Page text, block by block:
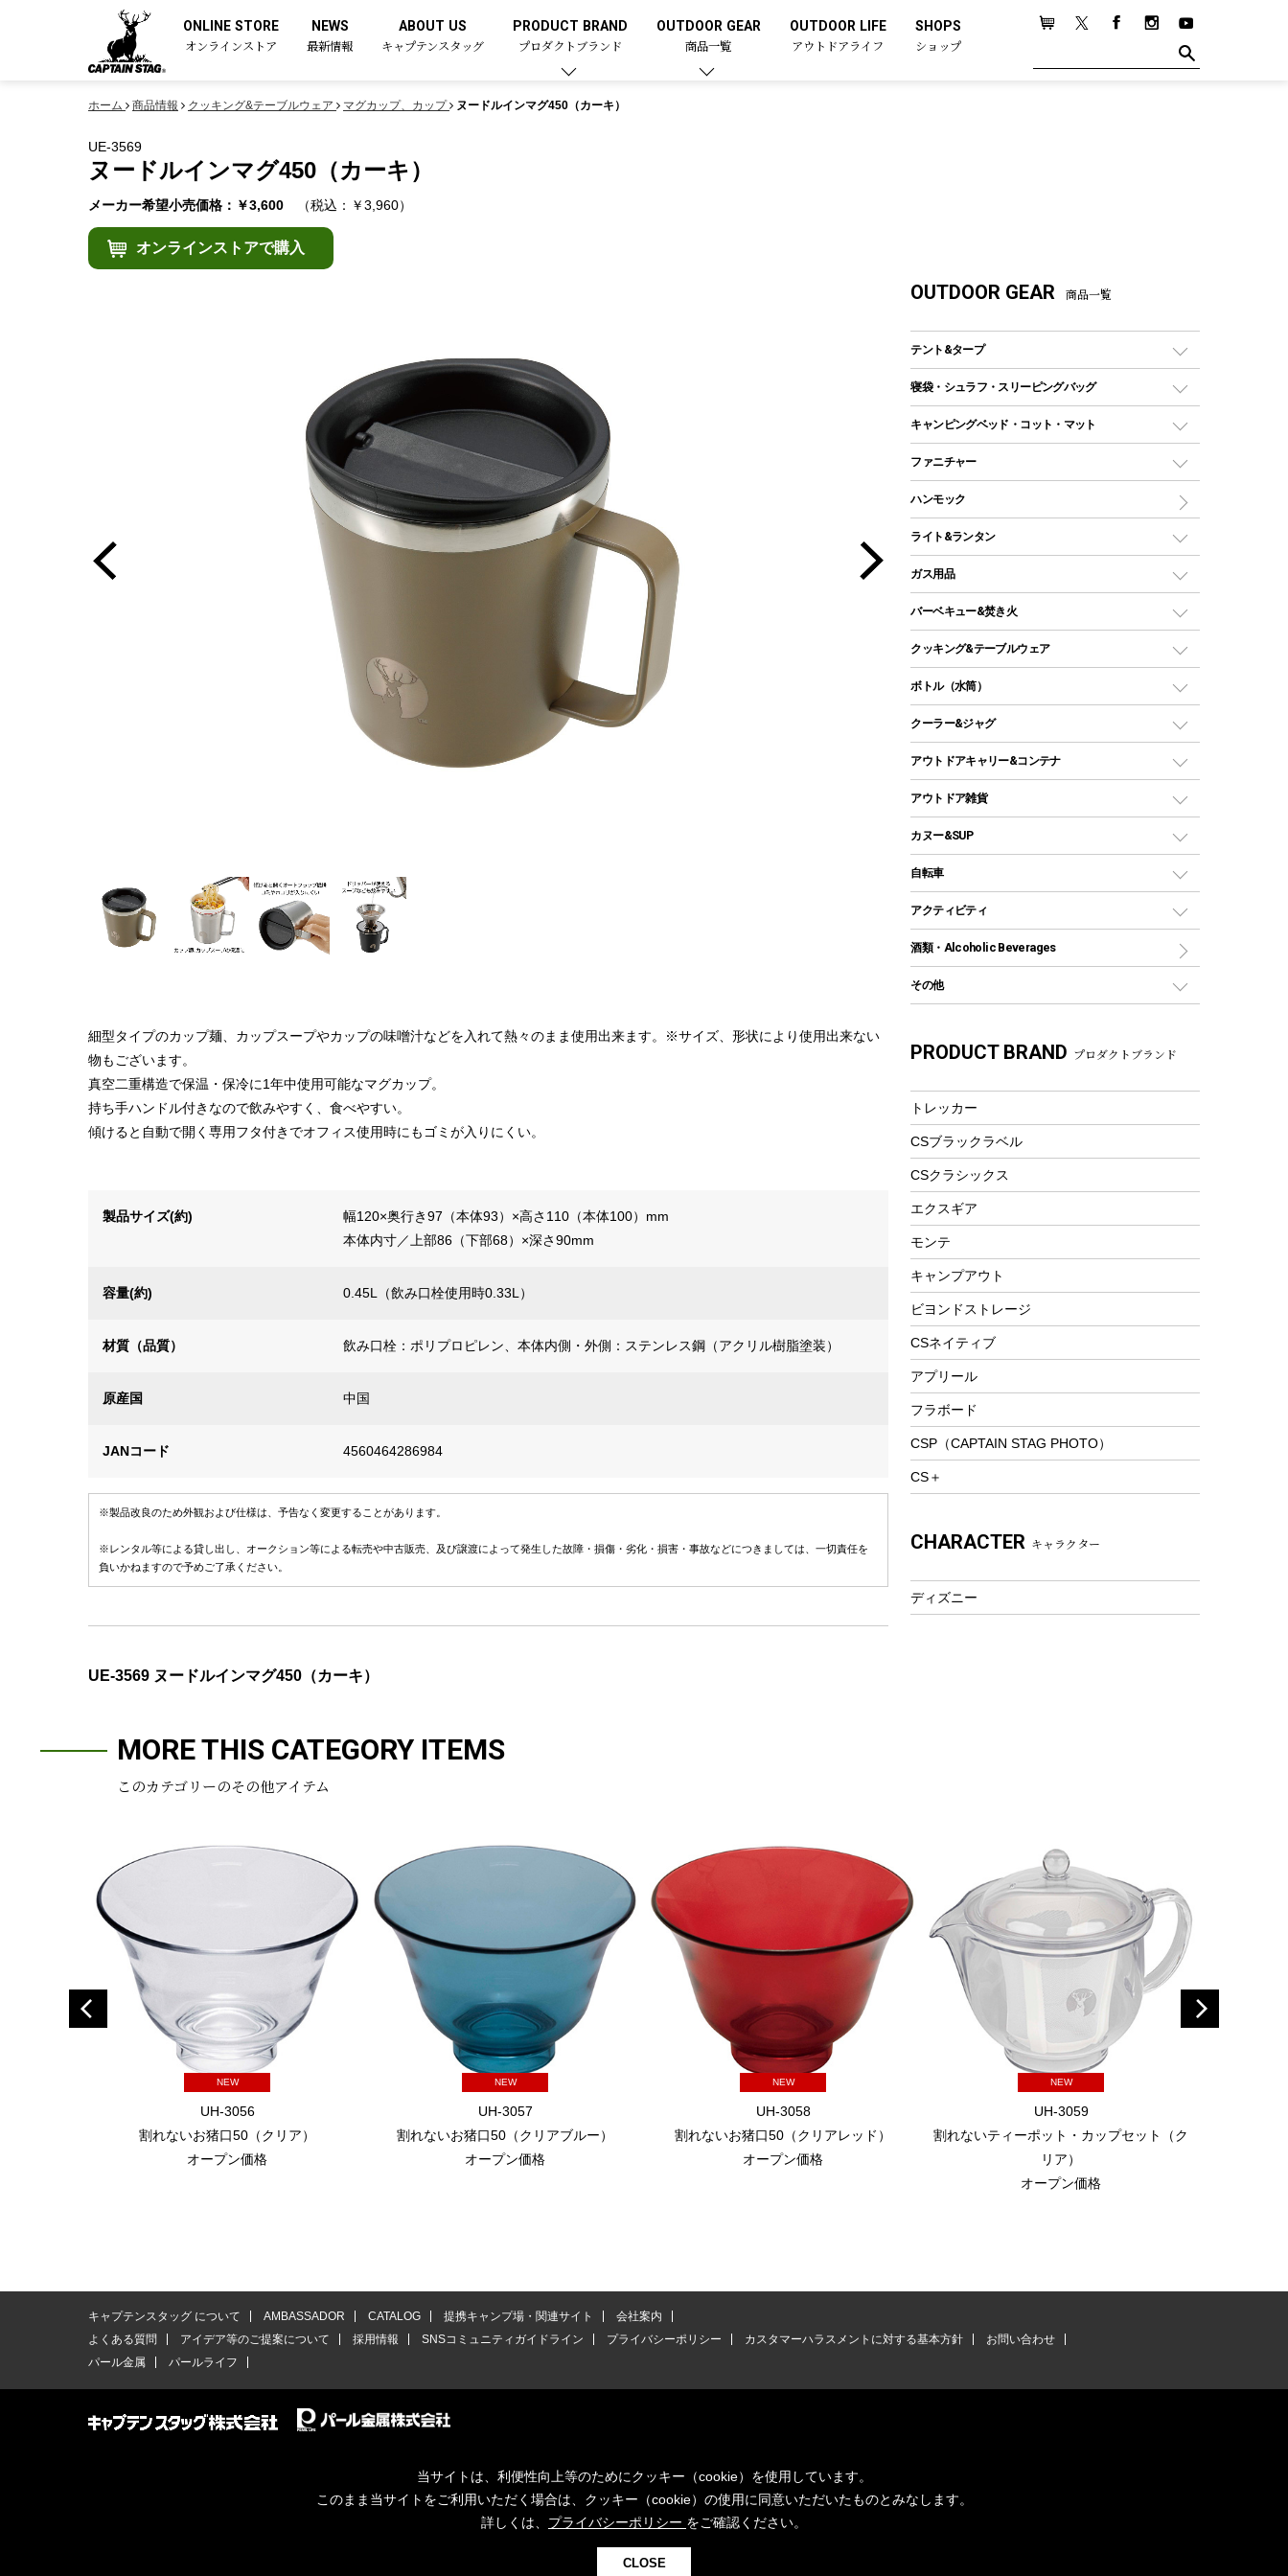
ONLINE STORE
オンラインストア
NEWS
最新情報
ABOUT US
キャプテンスタッグ
PRODUCT BRAND
プロダクトブランド
OUTDOOR GEAR
商品一覧
OUTDOOR LIFE
アウトドアライフ
SHOPS
ショップ
ホーム 商品情報 クッキング&テーブルウェア マグカップ、カップ ヌードルインマグ450（カーキ）
UE-3569
ヌードルインマグ450（カーキ）
メーカー希望小売価格：￥3,600 （税込：￥3,960）
オンラインストアで購入
細型タイプのカップ麺、カップスープやカップの味噌汁などを入れて熱々のまま使用出来ます。※サイズ、形状により使用出来ない
物もございます。
真空二重構造で保温・保冷に1年中使用可能なマグカップ。
持ち手ハンドル付きなので飲みやすく、食べやすい。
傾けると自動で開く専用フタ付きでオフィス使用時にもゴミが入りにくい。
製品サイズ(約)
幅120×奥行き97（本体93）×高さ110（本体100）mm
本体内寸／上部86（下部68）×深さ90mm
容量(約) 0.45L（飲み口栓使用時0.33L）
材質（品質） 飲み口栓：ポリプロピレン、本体内側・外側：ステンレス鋼（アクリル樹脂塗装）
原産国 中国
JANコード 4560464286984
※製品改良のため外観および仕様は、予告なく変更することがあります。
※レンタル等による貸し出し、オークション等による転売や中古販売、及び譲渡によって発生した故障・損傷・劣化・損害・事故などにつきましては、一切責任を
負いかねますので予めご了承ください。
UE-3569 ヌードルインマグ450（カーキ）
OUTDOOR GEAR 商品一覧
テント&タープ
テント
ツールームテント
ワンポールテント
シェルターテント
ロッジ型・オリジナルテント
タープ
スクエアタープ（レクタタープ）
メッシュタープ
自立式タープ
パラソル
テントアクセサリー
ペグ
グランドシート
ガイドロープ
ツール
寝袋・シュラフ・スリーピングバッグ
レクタングラー型（封筒型）シュラフ
インナーシュラフ
キャンピングベッド・コット・マット
キャンピングベッド・コット
インフレータブルマット
ファニチャー
アウトドアテーブル
レジャーシート
ハンモック
ライト&ランタン
LEDランタン
ガスランタン
オイルランタン
LEDライト
ヘッドライト
キャンドル
ガス用品
ガスバーナー
ガス缶
ガストーチ、ライター
バーベキュー&焚き火
バーベキューコンロ、グリル
焚き火台タイプ（ロースタイル）グリル
卓上タイプグリル
パーティータイプグリル
鉄板、アミ
焚き火台&ストーブ
火起こし
バーベキューツール
燃料・着火剤・炭
クッキング&テーブルウェア
ダッチオーブン
ホットサンドメーカー
クッカーセット
シェラカップ
クッキングツール
ナイフ
カトラリー
マグカップ、カップ
フードボトル
コーヒー&ミル
トレー
ランチョンマット
ランチボックス
ピクニックセット
ボトル（水筒）
ステンレスボトル
コップ付きタイプ
ワンタッチタイプ
プラスチックボトル
ディズニーボトル
クーラー&ジャグ
クーラーボックス
クーラーバッグ
ウォータージャグ
保冷剤
アウトドアキャリー&コンテナ
アウトドアキャリー
アウトドア雑貨
バックパック&バッグ
リュック、バックパック
トートバッグ、サコッシュ
ショッピングキャリー
その他アウトドア雑貨
レイン
ツール、他
カヌー&SUP
インフレータブル
カヤック
パドル
ヘルメット
アクセサリー
自転車
折りたたみ自転車
スポーツサイクル
シティサイクル
自転車用アクセサリー
自転車ウェア
アクティビティ
マリン
ラッシュガード
テント
フローティングベスト
ヘルメット
エアーポンプ
ウィンター
防寒ウェア
ツール&アクセサリー
トレッキング
トレッキングステッキ
トレッキングアクセサリー
プレイグッズ
ウェルネス
フィットネス
アクセサリー
酒類・Alcoholic Beverages
その他
湯たんぽ
PRODUCT BRAND プロダクトブランド
トレッカー
CSブラックラベル
CSクラシックス
エクスギア
モンテ
キャンプアウト
ビヨンドストレージ
CSネイティブ
アプリール
フラボード
CSP（CAPTAIN STAG PHOTO）
CS＋
CHARACTER キャラクター
ディズニー
MORE THIS CATEGORY ITEMS
このカテゴリーのその他アイテム
NEW
UH-3056
割れないお猪口50（クリア）
オープン価格
NEW
UH-3057
割れないお猪口50（クリアブルー）
オープン価格
NEW
UH-3058
割れないお猪口50（クリアレッド）
オープン価格
NEW
UH-3059
割れないティーポット・カップセット（ク
リア）
オープン価格
キャプテンスタッグ について AMBASSADOR CATALOG 提携キャンプ場・関連サイト
会社案内
よくある質問
アイデア等のご提案について 採用情報 SNSコミュニティガイドライン プライバシーポリシー カスタマーハラスメントに対する基本方針
お問い合わせ
パール金属
パールライフ
当サイトは、利便性向上等のためにクッキー（cookie）を使用しています。
このまま当サイトをご利用いただく場合は、クッキー（cookie）の使用に同意いただいたものとみなします。
詳しくは、 プライバシーポリシー をご確認ください。
CLOSE